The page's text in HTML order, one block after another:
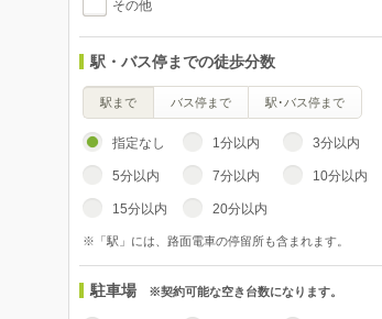
その他
駅・バス停までの徒歩分数
駅まで バス停まで 駅･バス停まで
指定なし 1分以内 3分以内
5分以内 7分以内 10分以内
15分以内 20分以内
※「駅」には、路面電車の停留所も含まれます。
駐車場 ※契約可能な空き台数になります。